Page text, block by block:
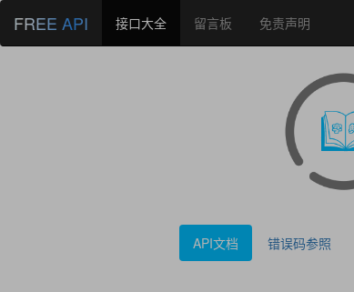
FREE API 接口大全 留言板 免责声明
API文档 错误码参照